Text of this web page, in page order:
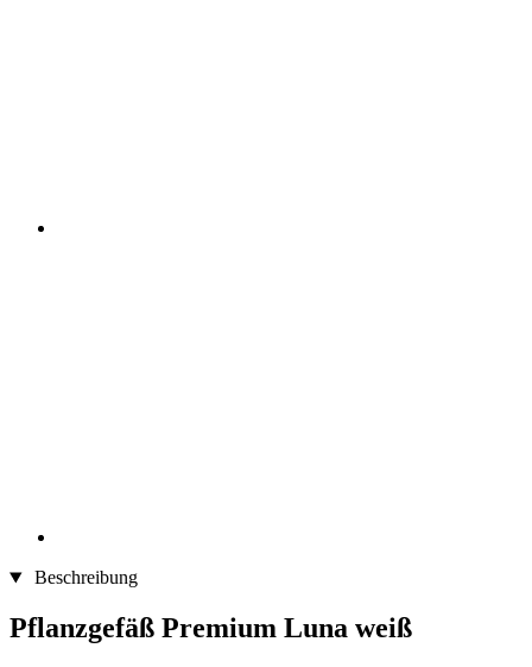
Beschreibung
Pflanzgefäß Premium Luna weiß